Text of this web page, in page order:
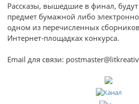
Рассказы, вышедшие в финал,
предмет бумажной либо
одном из перечисленных
Интернет-площадках конкурса.
Email для связи: